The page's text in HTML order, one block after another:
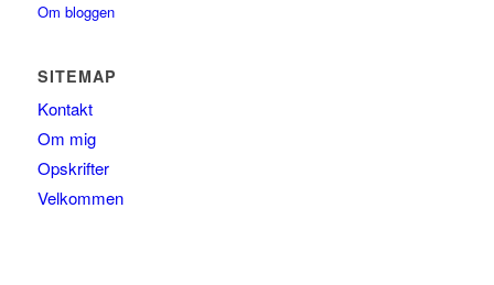
Om bloggen
SITEMAP
Kontakt
Om mig
Opskrifter
Velkommen